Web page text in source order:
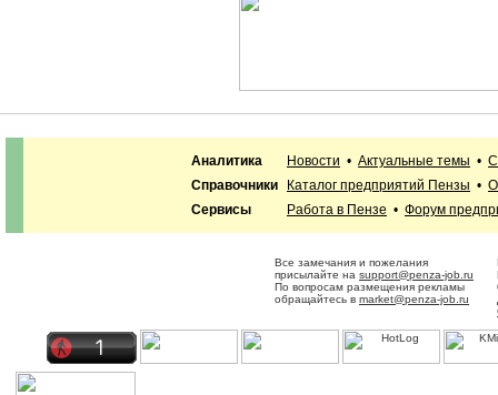
Аналитика Новости • Актуальные темы •
Справочники
Каталог предприятий Пензы •
Сервисы
Работа в Пензе • Форум
Все замечания и пожелания
присылайте на support@penza-job.ru
По вопросам размещения рекламы
обращайтесь в market@penza-job.ru